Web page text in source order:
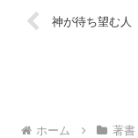
神が待ち望む人
ホーム 著書